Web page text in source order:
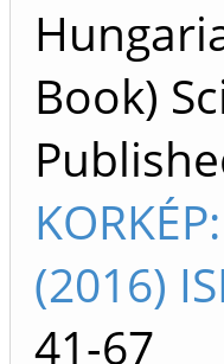
Book)
(2016)
41-67